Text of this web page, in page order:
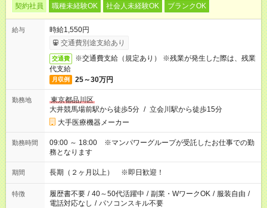
契約社員 職種未経験OK 社会人未経験OK ブランクOK
給与
時給1,550円
交通費別途支給あり
交通費
※交通費支給（規定あり） ※残業が発生した際は、残業
代支給
月収例 25～30万円
勤務地
東京都品川区
大井競馬場前駅から徒歩5分 / 立会川駅から徒歩15分
大手医療機器メーカー
勤務時間
09:00 ～ 18:00 ※マンパワーグループが受託したお仕事での勤
務となります
期間 長期（２ヶ月以上） ※即日歓迎！
特徴 履歴書不要 / 40～50代活躍中 / 副業・WワークOK / 服装自由 /
電話対応なし / パソコンスキル不要